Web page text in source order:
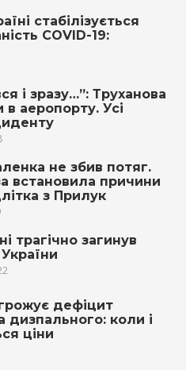
стабілізується
COVID-19:
і зразу…”: Труханова
в аеропорту. Усі
не збив потяг.
встановила причини
з Прилук
трагічно загинув
дефіцит
дизпального: коли і
ціни